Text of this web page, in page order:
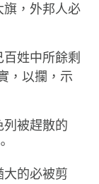
旗，外邦人必
姓中所餘剩
，以攔，示
列被趕散的
大的必被剪